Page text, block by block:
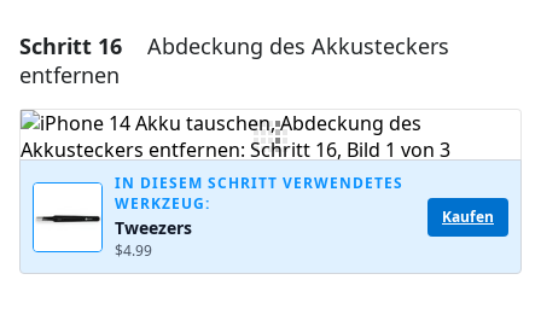
Einen Kommentar hinzufügen
Kommentar hinzufügen
Kommentieren
Schritt 16
Abdeckung des Akkusteckers
entfernen
IN DIESEM SCHRITT VERWENDETES
WERKZEUG:
Tweezers
$4.99
Kaufen